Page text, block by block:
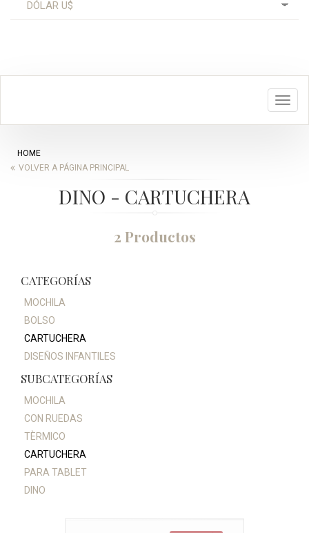
HOME
VOLVER A PÁGINA PRINCIPAL
DINO - CARTUCHERA
2 Productos
CATEGORÍAS
MOCHILA
BOLSO
CARTUCHERA
DISEÑOS INFANTILES
SUBCATEGORÍAS
MOCHILA
CON RUEDAS
TÈRMICO
CARTUCHERA
PARA TABLET
DINO